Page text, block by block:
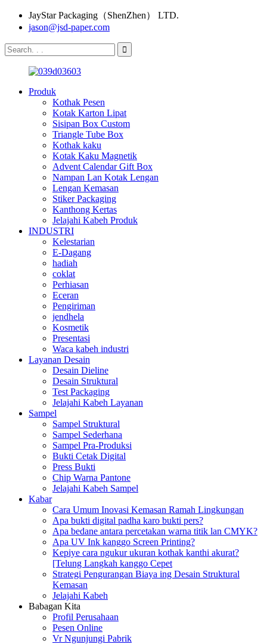
JayStar Packaging（ShenZhen） LTD.
jason@jsd-paper.com
Produk
Kothak Pesen
Kotak Karton Lipat
Sisipan Box Custom
Triangle Tube Box
Kothak kaku
Kotak Kaku Magnetik
Advent Calendar Gift Box
Nampan Lan Kotak Lengan
Lengan Kemasan
Stiker Packaging
Kanthong Kertas
Jelajahi Kabeh Produk
INDUSTRI
Kelestarian
E-Dagang
hadiah
coklat
Perhiasan
Eceran
Pengiriman
jendhela
Kosmetik
Presentasi
Waca kabeh industri
Layanan Desain
Desain Dieline
Desain Struktural
Test Packaging
Jelajahi Kabeh Layanan
Sampel
Sampel Struktural
Sampel Sederhana
Sampel Pra-Produksi
Bukti Cetak Digital
Press Bukti
Chip Warna Pantone
Jelajahi Kabeh Sampel
Kabar
Cara Umum Inovasi Kemasan Ramah Lingkungan
Apa bukti digital padha karo bukti pers?
Apa bedane antara percetakan warna titik lan CMYK?
Apa UV Ink kanggo Screen Printing?
Kepiye cara ngukur ukuran kothak kanthi akurat?
[Telung Langkah kanggo Cepet
Strategi Pengurangan Biaya ing Desain Struktural
Kemasan
Jelajahi Kabeh
Babagan Kita
Profil Perusahaan
Pesen Online
Vr Ngunjungi Pabrik